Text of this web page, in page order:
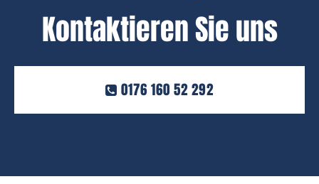
Kontaktieren Sie uns
0176 160 52 292